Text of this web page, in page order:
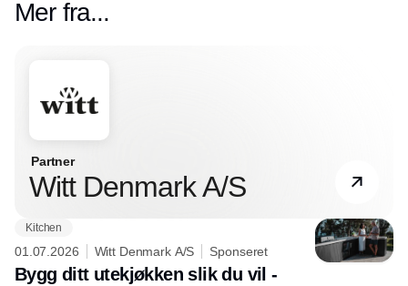
Mer fra...
Partner
Witt Denmark A/S
Kitchen
01.07.2026 Witt Denmark A/S Sponseret
Bygg ditt utekjøkken slik du vil -